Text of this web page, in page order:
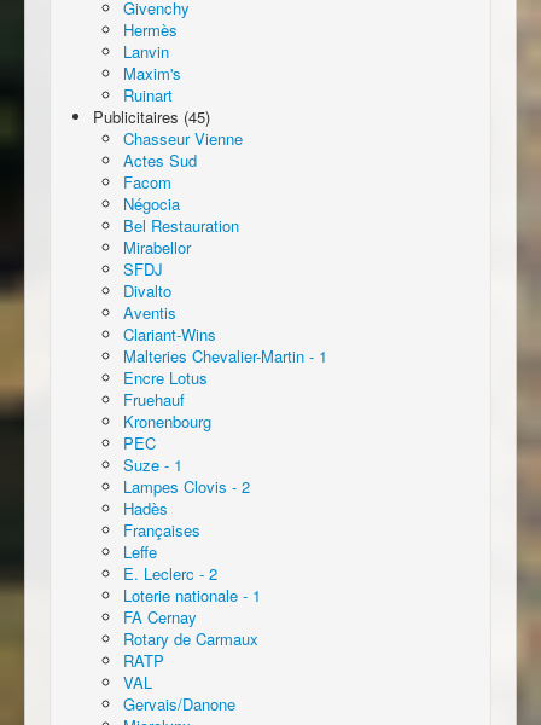
Givenchy
Hermès
Lanvin
Maxim's
Ruinart
Publicitaires (45)
Chasseur Vienne
Actes Sud
Facom
Négocia
Bel Restauration
Mirabellor
SFDJ
Divalto
Aventis
Clariant-Wins
Malteries Chevalier-Martin - 1
Encre Lotus
Fruehauf
Kronenbourg
PEC
Suze - 1
Lampes Clovis - 2
Hadès
Françaises
Leffe
E. Leclerc - 2
Loterie nationale - 1
FA Cernay
Rotary de Carmaux
RATP
VAL
Gervais/Danone